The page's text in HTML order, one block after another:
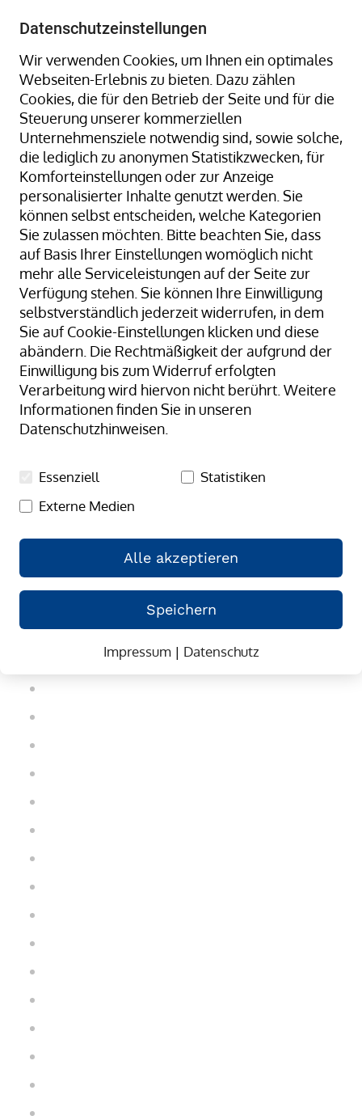
Datenschutzeinstellungen
Wir verwenden Cookies, um Ihnen ein optimales
Webseiten-Erlebnis zu bieten. Dazu zählen
Cookies, die für den Betrieb der Seite und für die
Steuerung unserer kommerziellen
Unternehmensziele notwendig sind, sowie solche,
die lediglich zu anonymen Statistikzwecken, für
Komforteinstellungen oder zur Anzeige
personalisierter Inhalte genutzt werden. Sie
können selbst entscheiden, welche Kategorien
Sie zulassen möchten. Bitte beachten Sie, dass
auf Basis Ihrer Einstellungen womöglich nicht
mehr alle Serviceleistungen auf der Seite zur
Verfügung stehen. Sie können Ihre Einwilligung
selbstverständlich jederzeit widerrufen, in dem
Sie auf Cookie-Einstellungen klicken und diese
abändern. Die Rechtmäßigkeit der aufgrund der
Einwilligung bis zum Widerruf erfolgten
Verarbeitung wird hiervon nicht berührt. Weitere
Informationen finden Sie in unseren
Datenschutzhinweisen.
Essenziell
Statistiken
Externe Medien
Alle akzeptieren
Speichern
Impressum| Datenschutz
Beliebte Suchbegriffe